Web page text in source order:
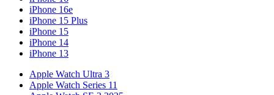
iPhone 16e
iPhone 15 Plus
iPhone 15
iPhone 14
iPhone 13
Apple Watch Ultra 3
Apple Watch Series 11